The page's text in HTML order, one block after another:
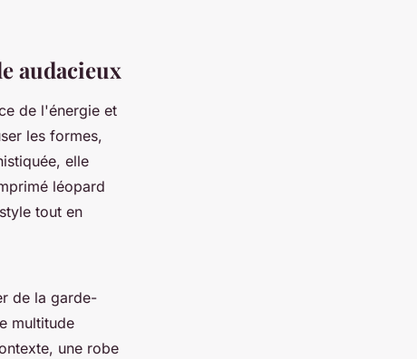
audacieux
de l'énergie et
les formes,
elle
léopard
tout en
de la garde-
multitude
une robe